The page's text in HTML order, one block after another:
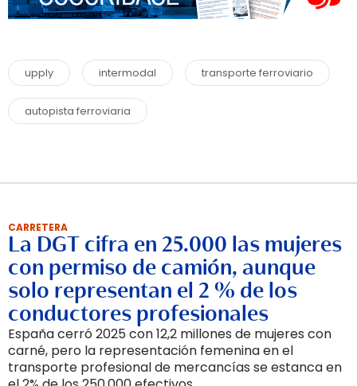
upply intermodal transporte ferroviario
autopista ferroviaria
CARRETERA
La DGT cifra en 25.000 las mujeres
con permiso de camión, aunque
solo representan el 2 % de los
conductores profesionales
España cerró 2025 con 12,2 millones de mujeres con
carné, pero la representación femenina en el
transporte profesional de mercancías se estanca en